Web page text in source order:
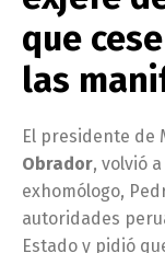
que
las
El presidente de
Obrador, volvió
exhomólogo,
autoridades
Estado y pidió